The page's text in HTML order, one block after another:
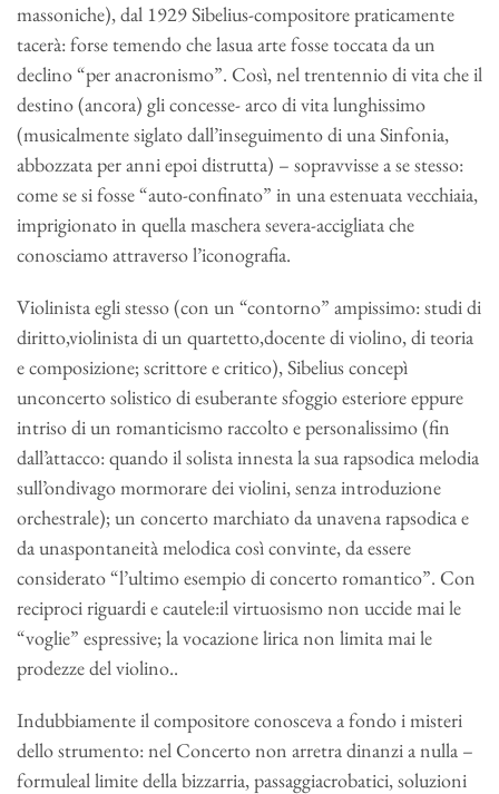
massoniche), dal 1929 Sibelius-compositore praticamente
tacerà: forse temendo che lasua arte fosse toccata da un
declino “per anacronismo”. Così, nel trentennio di vita che il
destino (ancora) gli concesse- arco di vita lunghissimo
(musicalmente siglato dall’inseguimento di una Sinfonia,
abbozzata per anni epoi distrutta) – sopravvisse a se stesso:
come se si fosse “auto-confinato” in una estenuata vecchiaia,
imprigionato in quella maschera severa-accigliata che
conosciamo attraverso l’iconografia.
Violinista egli stesso (con un “contorno” ampissimo: studi di
diritto,violinista di un quartetto,docente di violino, di teoria
e composizione; scrittore e critico), Sibelius concepì
unconcerto solistico di esuberante sfoggio esteriore eppure
intriso di un romanticismo raccolto e personalissimo (fin
dall’attacco: quando il solista innesta la sua rapsodica melodia
sull’ondivago mormorare dei violini, senza introduzione
orchestrale); un concerto marchiato da unavena rapsodica e
da unaspontaneità melodica così convinte, da essere
considerato “l’ultimo esempio di concerto romantico”. Con
reciproci riguardi e cautele:il virtuosismo non uccide mai le
“voglie” espressive; la vocazione lirica non limita mai le
prodezze del violino..
Indubbiamente il compositore conosceva a fondo i misteri
dello strumento: nel Concerto non arretra dinanzi a nulla –
formuleal limite della bizzarria, passaggiacrobatici, soluzioni